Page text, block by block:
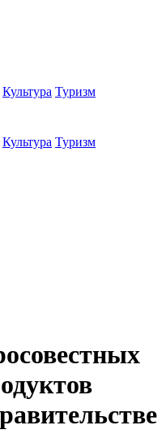
Культура Туризм
Культура Туризм